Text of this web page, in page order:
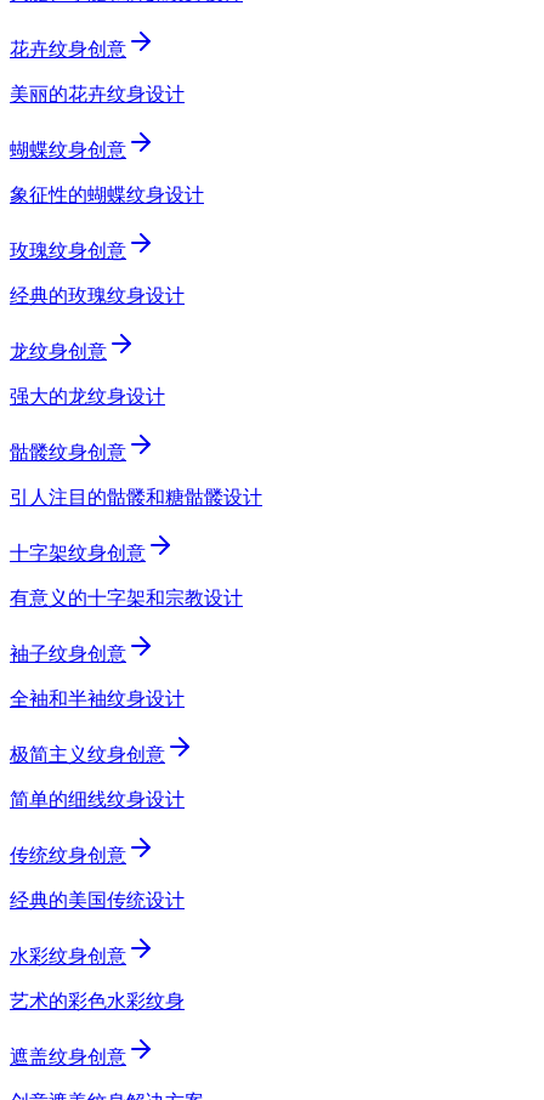
花卉纹身创意
美丽的花卉纹身设计
蝴蝶纹身创意
象征性的蝴蝶纹身设计
玫瑰纹身创意
经典的玫瑰纹身设计
龙纹身创意
强大的龙纹身设计
骷髅纹身创意
引人注目的骷髅和糖骷髅设计
十字架纹身创意
有意义的十字架和宗教设计
袖子纹身创意
全袖和半袖纹身设计
极简主义纹身创意
简单的细线纹身设计
传统纹身创意
经典的美国传统设计
水彩纹身创意
艺术的彩色水彩纹身
遮盖纹身创意